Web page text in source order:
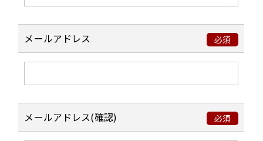
情報の提供及び提案をするため
当社グループの製品やサービスの利用状
況や満足度等を調査、分析するため
当社グループの製品やサービスの企画、
お問い合わせや資料請求、ご要望に対す
る回答のため
メールアドレス 必須
メールアドレス(確認) 必須